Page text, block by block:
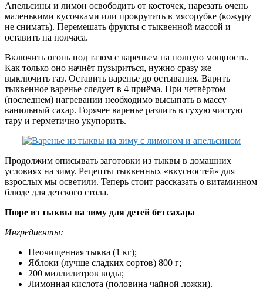
Апельсины и лимон освободить от косточек, нарезать очень
маленькими кусочками или прокрутить в мясорубке (кожуру
не снимать). Перемешать фрукты с тыквенной массой и
оставить на полчаса.
Включить огонь под тазом с вареньем на полную мощность.
Как только оно начнёт пузыриться, нужно сразу же
выключить газ. Оставить варенье до остывания. Варить
тыквенное варенье следует в 4 приёма. При четвёртом
(последнем) нагревании необходимо высыпать в массу
ванильный сахар. Горячее варенье разлить в сухую чистую
тару и герметично укупорить.
Продолжим описывать заготовки из тыквы в домашних
условиях на зиму. Рецепты тыквенных «вкусностей» для
взрослых мы осветили. Теперь стоит рассказать о витаминном
блюде для детского стола.
Пюре из тыквы на зиму для детей без сахара
Ингредиенты:
Неочищенная тыква (1 кг);
Яблоки (лучше сладких сортов) 800 г;
200 миллилитров воды;
Лимонная кислота (половина чайной ложки).